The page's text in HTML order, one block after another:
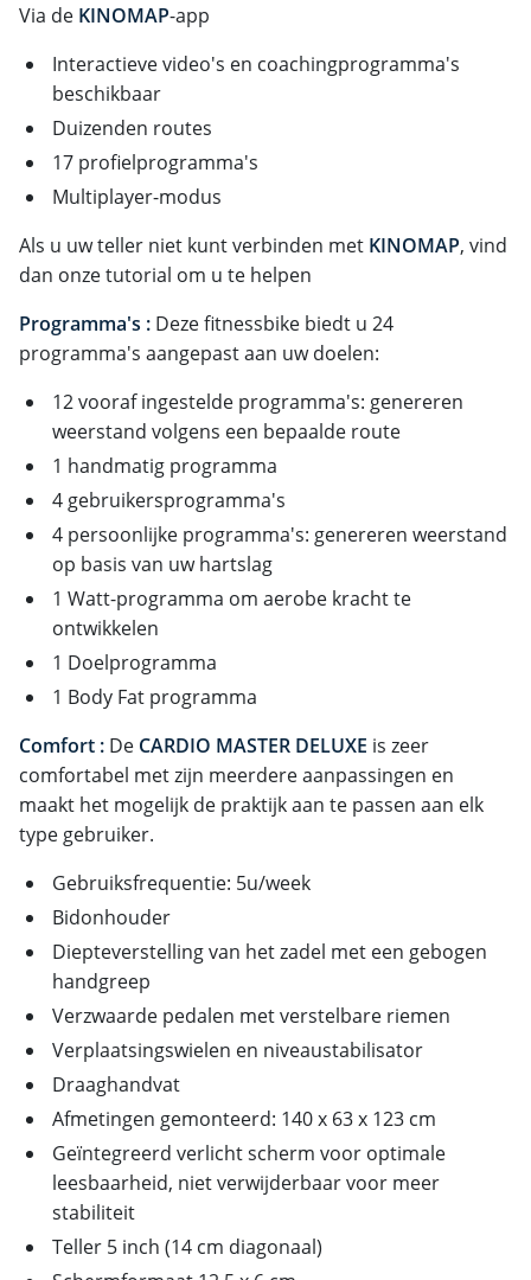
Via de KINOMAP-app
Interactieve video's en coachingprogramma's
beschikbaar
Duizenden routes
17 profielprogramma's
Multiplayer-modus
Als u uw teller niet kunt verbinden met KINOMAP, vind
dan onze tutorial om u te helpen
Programma's : Deze fitnessbike biedt u 24
programma's aangepast aan uw doelen:
12 vooraf ingestelde programma's: genereren
weerstand volgens een bepaalde route
1 handmatig programma
4 gebruikersprogramma's
4 persoonlijke programma's: genereren weerstand
op basis van uw hartslag
1 Watt-programma om aerobe kracht te
ontwikkelen
1 Doelprogramma
1 Body Fat programma
Comfort : De CARDIO MASTER DELUXE is zeer
comfortabel met zijn meerdere aanpassingen en
maakt het mogelijk de praktijk aan te passen aan elk
type gebruiker.
Gebruiksfrequentie: 5u/week
Bidonhouder
Diepteverstelling van het zadel met een gebogen
handgreep
Verzwaarde pedalen met verstelbare riemen
Verplaatsingswielen en niveaustabilisator
Draaghandvat
Afmetingen gemonteerd: 140 x 63 x 123 cm
Geïntegreerd verlicht scherm voor optimale
leesbaarheid, niet verwijderbaar voor meer
stabiliteit
Teller 5 inch (14 cm diagonaal)